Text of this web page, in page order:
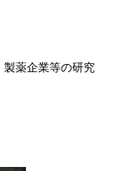
製薬企業等の研究